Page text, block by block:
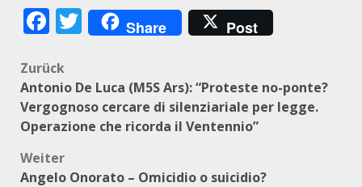
Facebook
Twitter
Share Post
Beitragsnavigation
Zurück
Antonio De Luca (M5S Ars): “Proteste no-ponte?
Vergognoso cercare di silenziariale per legge.
Operazione che ricorda il Ventennio”
Weiter
Angelo Onorato – Omicidio o suicidio?